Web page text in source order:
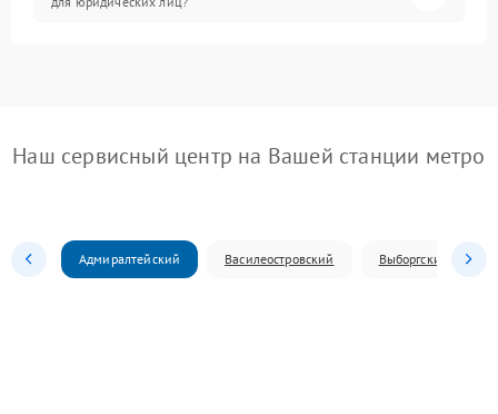
Наш сервисный центр на Вашей станции метро
Адмиралтейский Василеостровский Выборгский